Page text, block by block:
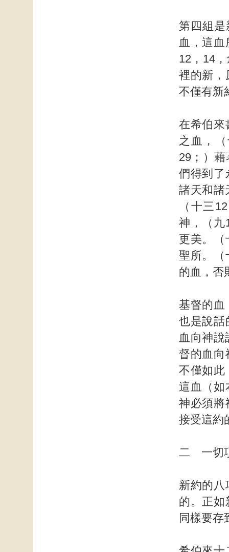
第四組是
血，這
12，14
裡的新，
不僅有新
在希伯來
之血，
29；）
們得到了
諸天和諸
（十三
神，（九
更美。（
聖所。（
的血，否
基督的血
也是說話
血向神
督的血向
不僅如此
這血（如
神必須將
接受這約
二 一切
新約的八
的。正如
同樣要存